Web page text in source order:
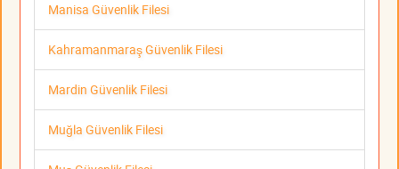
Manisa Güvenlik Filesi
Kahramanmaraş Güvenlik Filesi
Mardin Güvenlik Filesi
Muğla Güvenlik Filesi